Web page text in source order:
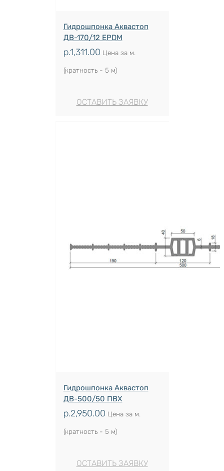
Гидрошпонка Аквастоп
ДВ-170/12 EPDM
р.1,311.00 Цена за м.
(кратность - 5 м)
ОСТАВИТЬ ЗАЯВКУ
Гидрошпонка Аквастоп
ДВ-500/50 ПВХ
р.2,950.00 Цена за м.
(кратность - 5 м)
ОСТАВИТЬ ЗАЯВКУ